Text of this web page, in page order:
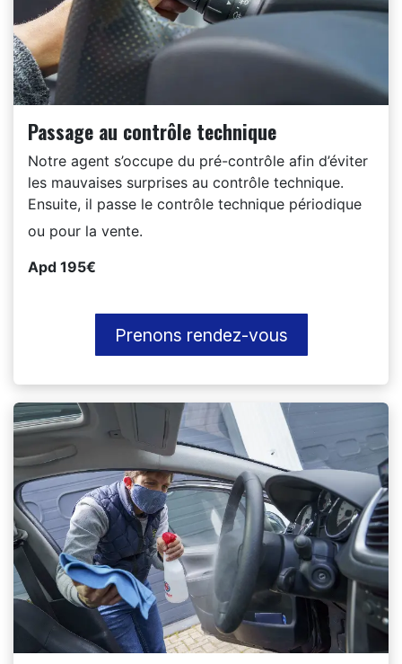
Passage au contrôle technique
Notre agent s’occupe du pré-contrôle afin d’éviter
les mauvaises surprises au contrôle technique.
Ensuite, il passe le contrôle technique périodique
ou pour la vente.
Apd 195€
Prenons rendez-vous